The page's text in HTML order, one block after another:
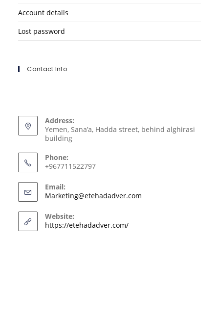
Account details
Lost password
Contact Info
Address:
Yemen, Sana’a, Hadda street, behind alghirasi
building
Phone:
+967711522797
Email:
Marketing@etehadadver.com
Website:
https://etehadadver.com/